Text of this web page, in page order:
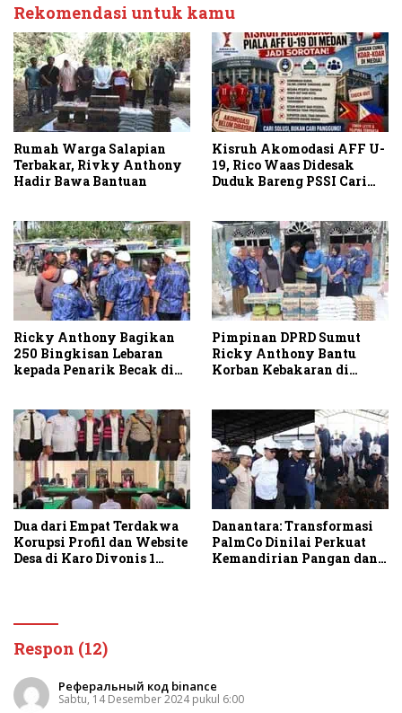
Rekomendasi untuk kamu
Rumah Warga Salapian
Terbakar, Rivky Anthony
Hadir Bawa Bantuan
Kisruh Akomodasi AFF U-
19, Rico Waas Didesak
Duduk Bareng PSSI Cari
Ricky Anthony Bagikan
250 Bingkisan Lebaran
kepada Penarik Becak di
Pimpinan DPRD Sumut
Ricky Anthony Bantu
Korban Kebakaran di
Dua dari Empat Terdakwa
Korupsi Profil dan Website
Desa di Karo Divonis 1
Danantara: Transformasi
PalmCo Dinilai Perkuat
Kemandirian Pangan dan
Respon (12)
Реферальный код binance
Sabtu, 14 Desember 2024 pukul 6:00